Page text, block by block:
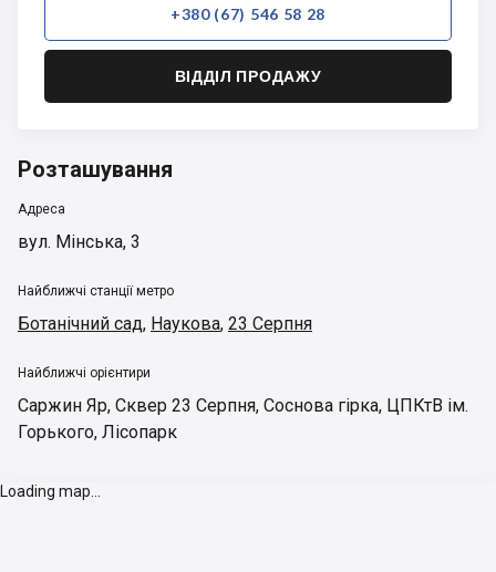
+380 (67) 546 58 28
ВІДДІЛ ПРОДАЖУ
Розташування
Адреса
вул. Мінська, 3
Найближчі станції метро
Ботанічний сад, Наукова, 23 Серпня
Найближчі орієнтири
Саржин Яр, Сквер 23 Серпня, Соснова гірка, ЦПКтВ ім.
Горького, Лісопарк
Loading map...